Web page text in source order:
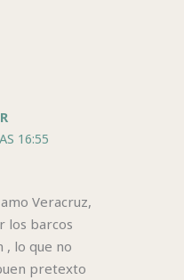
16:55
Veracruz,
los barcos
, lo que no
pretexto